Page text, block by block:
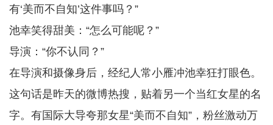
有‘美而不自知’这件事吗？”
池幸笑得甜美：“怎么可能呢？”
导演：“你不认同？”
在导演和摄像身后，经纪人常小雁冲池幸狂打眼色。
这句话是昨天的微博热搜，贴着另一个当红女星的名
字。有国际大导夸那女星“美而不自知”，粉丝激动万